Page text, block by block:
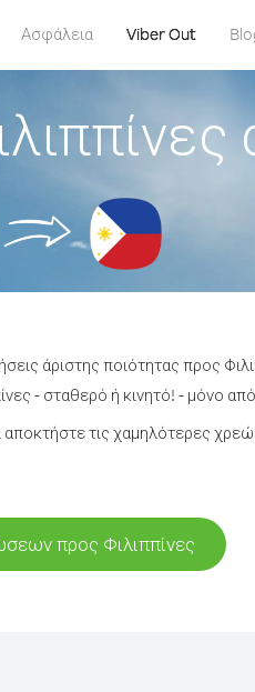
Ασφάλεια Viber Out
άριστης ποιότητας προς
- σταθερό ή κινητό! - μόνο
τις χαμηλότερες
προς Φιλιππίνες